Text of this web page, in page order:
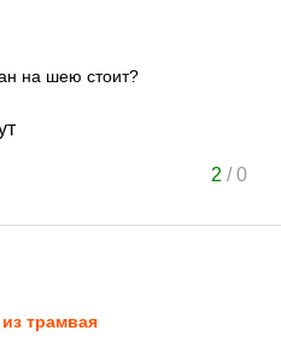
на шею стоит?
2 /0
трамвая